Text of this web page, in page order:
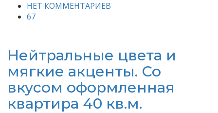
НЕТ КОММЕНТАРИЕВ
67
Нейтральные цвета и
мягкие акценты. Со
вкусом оформленная
квартира 40 кв.м.